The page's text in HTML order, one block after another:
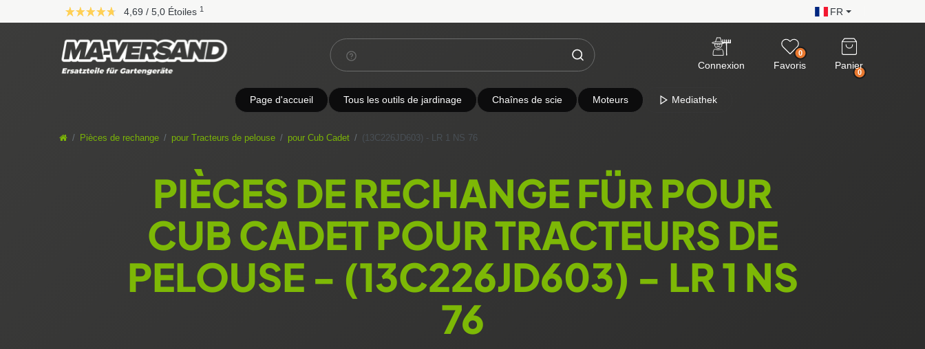
i
4,69 / 5,0 Étoiles 1 FR
Connexion
0
Favoris
0
Panier
Page d'accueil Tous les outils de jardinage Chaînes de scie Moteurs Mediathek
Pièces de rechange pour Tracteurs de pelouse pour Cub Cadet (13C226JD603) - LR 1 NS 76
PIÈCES DE RECHANGE FÜR POUR
CUB CADET POUR TRACTEURS DE
PELOUSE - (13C226JD603) - LR 1 NS
76